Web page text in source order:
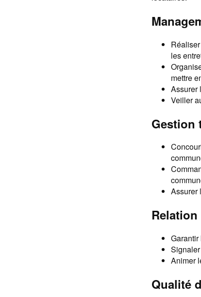
les
mettre
Assurer
Veiller
Gestion
Assurer
Animer
Qualité